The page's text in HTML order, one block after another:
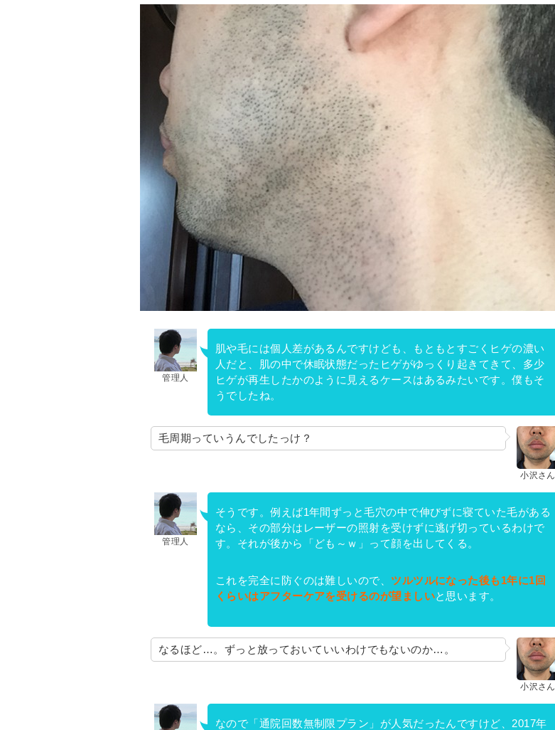
管理人
肌や毛には個人差があるんですけども、もともとすごくヒゲの濃い
人だと、肌の中で休眠状態だったヒゲがゆっくり起きてきて、多少
ヒゲが再生したかのように見えるケースはあるみたいです。僕もそ
うでしたね。
小沢さん
毛周期っていうんでしたっけ？
管理人
そうです。例えば1年間ずっと毛穴の中で伸びずに寝ていた毛がある
なら、その部分はレーザーの照射を受けずに逃げ切っているわけで
す。それが後から「ども～ｗ」って顔を出してくる。
これを完全に防ぐのは難しいので、 ツルツルになった後も1年に1回
くらいはアフターケアを受けるのが望ましいと思います。
小沢さん
なるほど…。ずっと放っておいていいわけでもないのか…。
なので「通院回数無制限プラン」が人気だったんですけど、2017年